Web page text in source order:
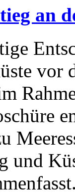
an
vor
und